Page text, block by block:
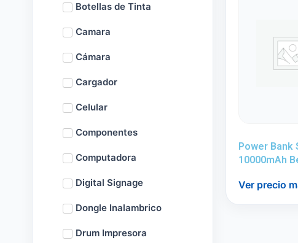
Botellas de Tinta
Camara
Cámara
Cargador
Celular
Componentes
Computadora
Digital Signage
Dongle Inalambrico
Drum Impresora
Power Bank
10000mAh
Ver precio